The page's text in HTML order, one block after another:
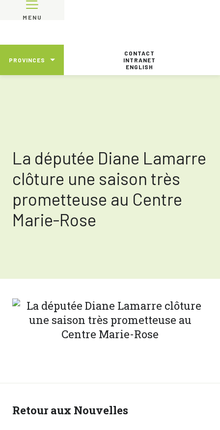
MENU
PROVINCES
CONTACT
INTRANET
ENGLISH
La députée Diane Lamarre
clôture une saison très
prometteuse au Centre
Marie-Rose
Retour aux Nouvelles